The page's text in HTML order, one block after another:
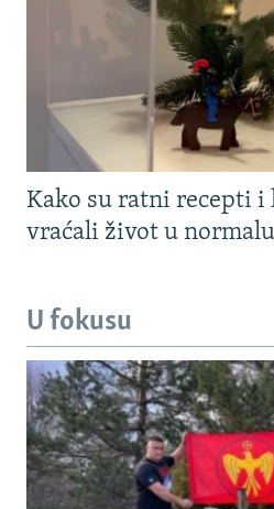
Kako su ratni recepti i
vraćali život u
U fokusu